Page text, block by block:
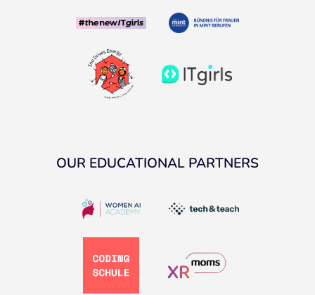
OUR EDUCATIONAL PARTNERS